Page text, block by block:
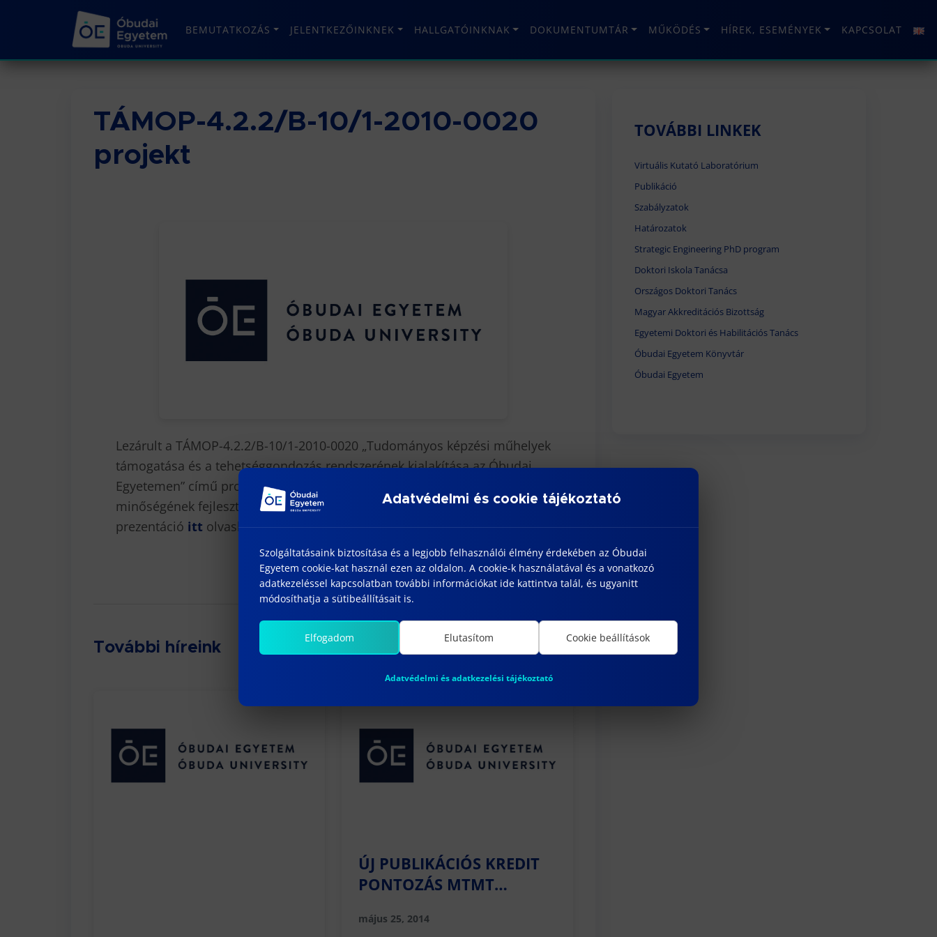
BEMUTATKOZÁS JELENTKEZŐINKNEK HALLGATÓINKNAK DOKUMENTUMTÁR MŰKÖDÉS HÍREK, ESEMÉNYEK KAPCSOLAT
TÁMOP-4.2.2/B-10/1-2010-0020
projekt
Lezárult a TÁMOP-4.2.2/B-10/1-2010-0020 „Tudományos képzési műhelyek
támogatása és a tehetséggondozás rendszerének kialakítása az Óbudai
Egyetemen” című projektben „A doktori képzés színvonalának és
minőségének fejlesztése” című alprojekt. Az eredményeket összefoglaló
prezentáció itt olvasható.
További híreink
ÚJ PUBLIKÁCIÓS KREDIT
PONTOZÁS MTMT
május 25, 2014
TOVÁBBI LINKEK
Virtuális Kutató Laboratórium
Publikáció
Szabályzatok
Határozatok
Strategic Engineering PhD program
Doktori Iskola Tanácsa
Országos Doktori Tanács
Magyar Akkreditációs Bizottság
Egyetemi Doktori és Habilitációs Tanács
Óbudai Egyetem Könyvtár
Óbudai Egyetem
Adatvédelmi és cookie tájékoztató
Szolgáltatásaink biztosítása és a legjobb felhasználói élmény érdekében az Óbudai
Egyetem cookie-kat használ ezen az oldalon. A cookie-k használatával és a vonatkozó
adatkezeléssel kapcsolatban további információkat ide kattintva talál, és ugyanitt
módosíthatja a sütibeállításait is.
Elfogadom Elutasítom Cookie beállítások
Adatvédelmi és adatkezelési tájékoztató